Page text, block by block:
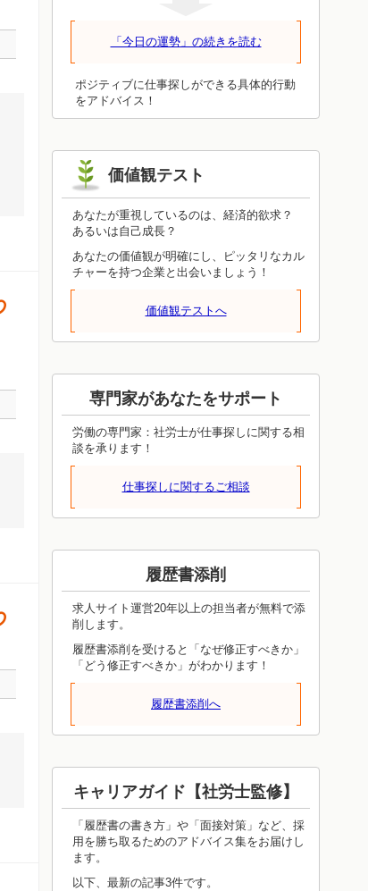
ことが必ず役立ちます。眺めるだけでは
ければ得られないものです。今日は体験
することを重視してみてください。上手
くいったかどうかは、いずれ見えてきま
功しても失敗しても、周りへの感謝を忘
れないようにしてください。
「今日の運勢」の続きを読む
ポジティブに仕事探しができる具体的行動
をアドバイス！
価値観テスト
あなたが重視しているのは、経済的欲求？
あるいは自己成長？
あなたの価値観が明確にし、ピッタリなカル
チャーを持つ企業と出会いましょう！
価値観テストへ
専門家があなたをサポート
労働の専門家：社労士が仕事探しに関する相
談を承ります！
仕事探しに関するご相談
履歴書添削
求人サイト運営20年以上の担当者が無料で添
削します。
履歴書添削を受けると「なぜ修正すべきか」
「どう修正すべきか」がわかります！
履歴書添削へ
キャリアガイド【社労士監修】
「履歴書の書き方」や「面接対策」など、採
用を勝ち取るためのアドバイス集をお届けし
ます。
以下、最新の記事3件です。